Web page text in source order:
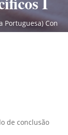
Portuguesa)
de conclusão